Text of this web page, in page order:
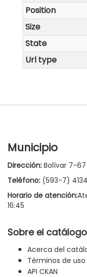
Position
Size
State
Url type
Municipio
Dirección: Bolívar 7-67
Teléfono: (593-7)
Horario de atención:
16:45
Sobre el catálogo
Acerca del
Términos de uso
API CKAN